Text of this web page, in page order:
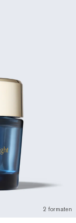
2 formaten